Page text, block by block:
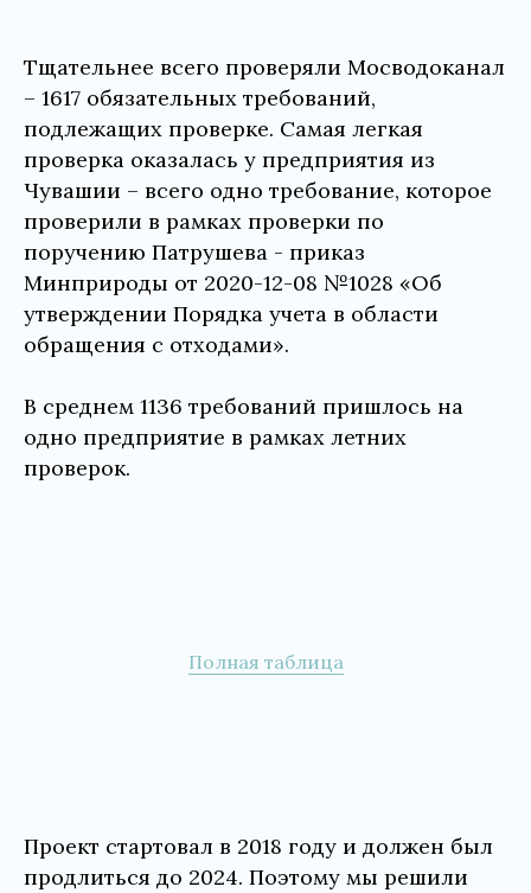
Тщательнее всего проверяли Мосводоканал
– 1617 обязательных требований,
подлежащих проверке. Самая легкая
проверка оказалась у предприятия из
Чувашии – всего одно требование, которое
проверили в рамках проверки по
поручению Патрушева - приказ
Минприроды от 2020-12-08 №1028 «Об
утверждении Порядка учета в области
обращения с отходами».
В среднем 1136 требований пришлось на
одно предприятие в рамках летних
проверок.
Полная таблица
Проект стартовал в 2018 году и должен был
продлиться до 2024. Поэтому мы решили